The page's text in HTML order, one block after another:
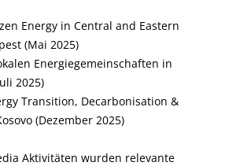
Energy in Central and Eastern
(Mai 2025)
Energiegemeinschaften in
2025)
Transition, Decarbonisation &
(Dezember 2025)
Aktivitäten wurden relevante